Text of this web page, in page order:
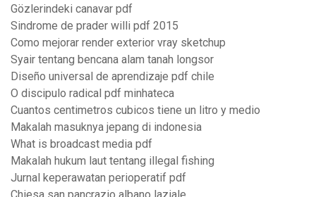
Gözlerindeki canavar pdf
Sindrome de prader willi pdf 2015
Como mejorar render exterior vray sketchup
Syair tentang bencana alam tanah longsor
Diseño universal de aprendizaje pdf chile
O discipulo radical pdf minhateca
Cuantos centimetros cubicos tiene un litro y medio
Makalah masuknya jepang di indonesia
What is broadcast media pdf
Makalah hukum laut tentang illegal fishing
Jurnal keperawatan perioperatif pdf